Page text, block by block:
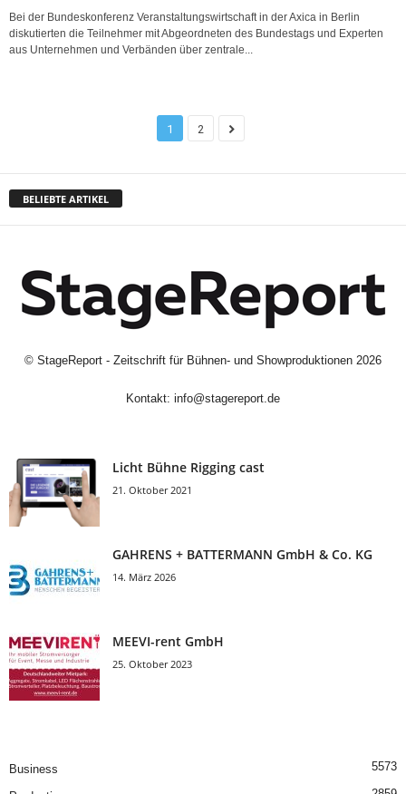
Bei der Bundeskonferenz Veranstaltungswirtschaft in der Axica in Berlin
diskutierten die Teilnehmer mit Abgeordneten des Bundestags und Experten
aus Unternehmen und Verbänden über zentrale...
1 2
BELIEBTE ARTIKEL
© StageReport - Zeitschrift für Bühnen- und Showproduktionen 2026
Kontakt: info@stagereport.de
Licht Bühne Rigging cast
21. Oktober 2021
GAHRENS + BATTERMANN GmbH & Co. KG
14. März 2026
MEEVI-rent GmbH
25. Oktober 2023
Business 5573